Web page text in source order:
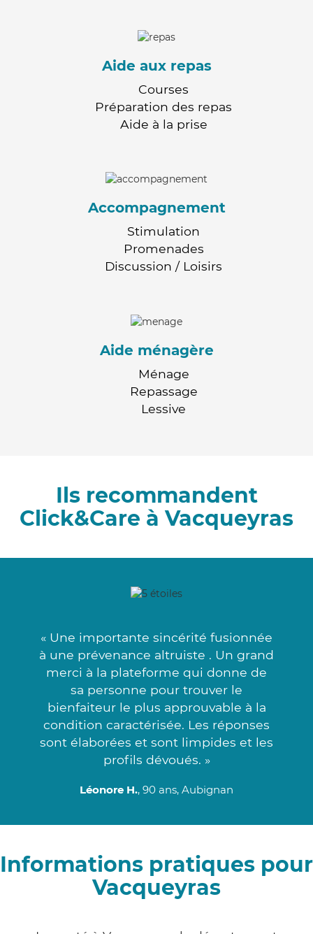
Aide aux repas
Courses
Préparation des repas
Aide à la prise
Accompagnement
Stimulation
Promenades
Discussion / Loisirs
Aide ménagère
Ménage
Repassage
Lessive
Ils recommandent
Click&Care à Vacqueyras
« Une importante sincérité fusionnée
à une prévenance altruiste . Un grand
merci à la plateforme qui donne de
sa personne pour trouver le
bienfaiteur le plus approuvable à la
condition caractérisée. Les réponses
sont élaborées et sont limpides et les
profils dévoués. »
Léonore H., 90 ans, Aubignan
Informations pratiques pour
Vacqueyras